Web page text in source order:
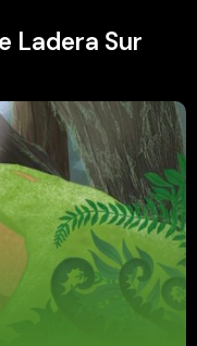
Ladera Sur